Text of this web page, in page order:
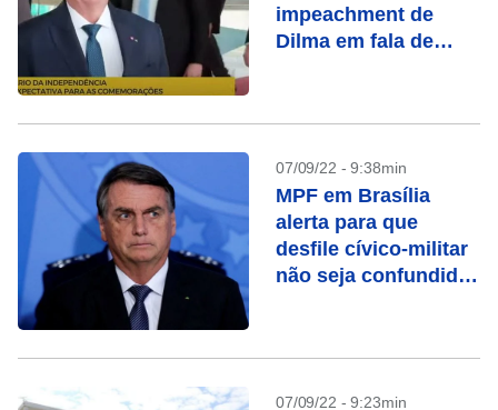
impeachment de
Dilma em fala de
07/09/22 - 9:38min
MPF em Brasília
alerta para que
desfile cívico-militar
não seja confundido
07/09/22 - 9:23min